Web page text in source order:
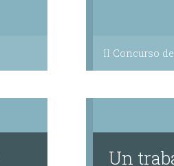
II Concurso
Un